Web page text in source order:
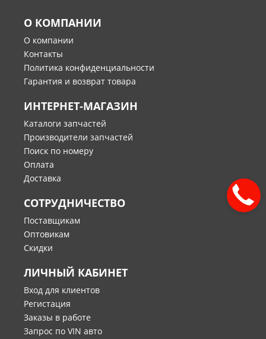
О КОМПАНИИ
О компании
Контакты
Политика конфиденциальности
Гарантия и возврат товара
ИНТЕРНЕТ-МАГАЗИН
Каталоги запчастей
Производители запчастей
Поиск по номеру
Оплата
Доставка
СОТРУДНИЧЕСТВО
Поставщикам
Оптовикам
Скидки
ЛИЧНЫЙ КАБИНЕТ
Вход для клиентов
Регистация
Заказы в работе
Запрос по VIN авто